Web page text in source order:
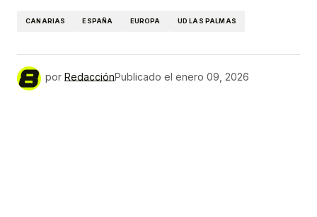
CANARIAS ESPAÑA EUROPA UD LAS PALMAS
por RedacciónPublicado el enero 09, 2026